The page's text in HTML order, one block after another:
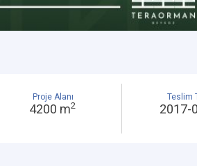
Proje Alanı
4200 m2
Teslim
2017-